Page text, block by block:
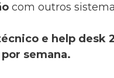
com outros
e help desk
semana.